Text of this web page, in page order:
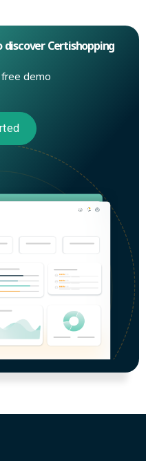
Certishopping
demo